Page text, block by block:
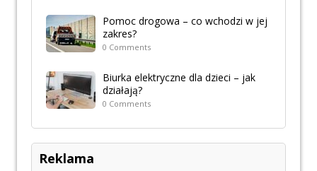
Pomoc drogowa – co wchodzi w jej
zakres?
0 Comments
Biurka elektryczne dla dzieci – jak
działają?
0 Comments
Reklama